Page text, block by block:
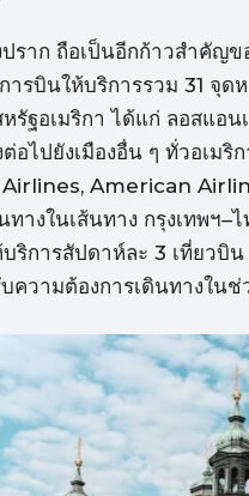
ราก ถือเป็นอีกก้าวสำคัญ
รบินให้บริการรวม 31 จุด
หรัฐอเมริกา ได้แก่ ลอสแ
อไปยังเมืองอื่น ๆ ทั่วอเม
American
ทางในเส้นทาง กรุงเทพฯ
ริการสัปดาห์ละ 3 เที่ยวบิ
ความต้องการเดินทางใน